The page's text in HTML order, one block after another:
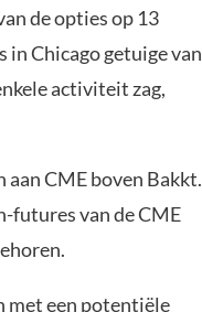
de opties op 13
in Chicago getuige van
activiteit zag,
CME boven Bakkt.
futures van de CME
met een potentiële